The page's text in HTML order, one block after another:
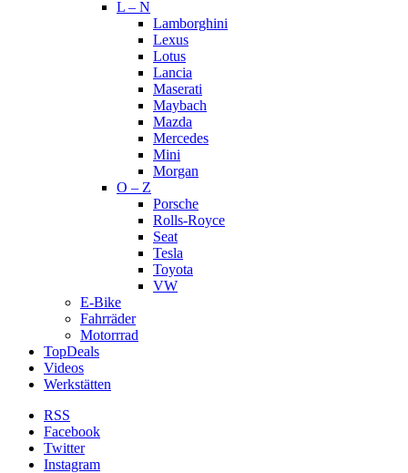
L – N
Lamborghini
Lexus
Lotus
Lancia
Maserati
Maybach
Mazda
Mercedes
Mini
Morgan
O – Z
Porsche
Rolls-Royce
Seat
Tesla
Toyota
VW
E-Bike
Fahrräder
Motorrrad
TopDeals
Videos
Werkstätten
RSS
Facebook
Twitter
Instagram